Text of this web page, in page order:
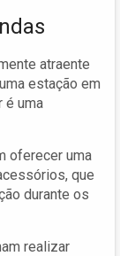
atraente
estação em
é uma
oferecer uma
que
durante os
realizar